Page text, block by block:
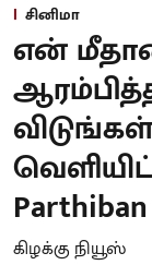
சினிமா
என்
கிழக்கு நியூஸ்